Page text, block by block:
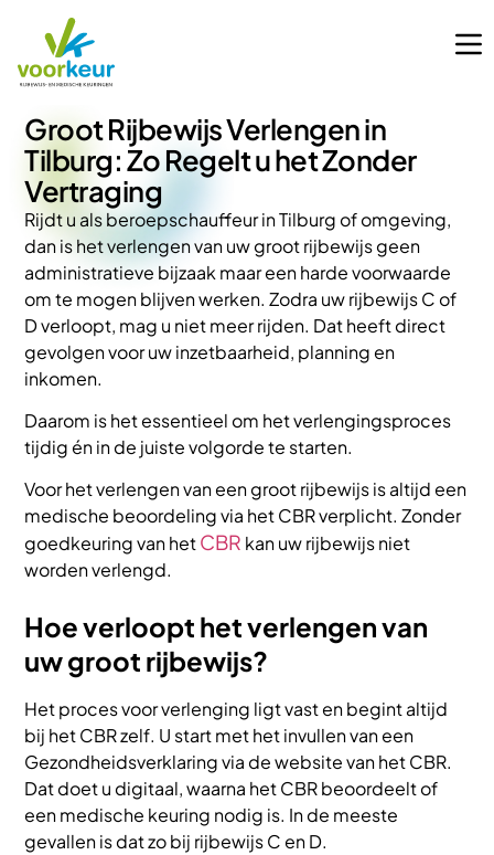
Groot Rijbewijs Verlengen in
Tilburg: Zo Regelt u het Zonder
Vertraging
Rijdt u als beroepschauffeur in Tilburg of omgeving,
dan is het verlengen van uw groot rijbewijs geen
administratieve bijzaak maar een harde voorwaarde
om te mogen blijven werken. Zodra uw rijbewijs C of
D verloopt, mag u niet meer rijden. Dat heeft direct
gevolgen voor uw inzetbaarheid, planning en
inkomen.
Daarom is het essentieel om het verlengingsproces
tijdig én in de juiste volgorde te starten.
Voor het verlengen van een groot rijbewijs is altijd een
medische beoordeling via het CBR verplicht. Zonder
goedkeuring van hetCBR kan uw rijbewijs niet
worden verlengd.
Hoe verloopt het verlengen van
uw groot rijbewijs?
Het proces voor verlenging ligt vast en begint altijd
bij het CBR zelf. U start met het invullen van een
Gezondheidsverklaring via de website van het CBR.
Dat doet u digitaal, waarna het CBR beoordeelt of
een medische keuring nodig is. In de meeste
gevallen is dat zo bij rijbewijs C en D.